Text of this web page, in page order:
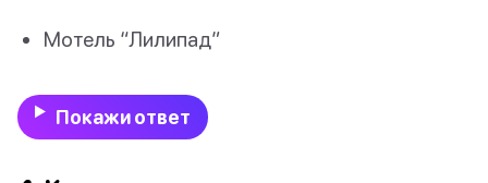
Мотель “Лилипад”
Покажи ответ